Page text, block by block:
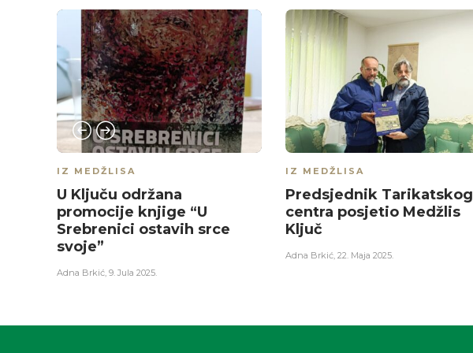
IZ MEDŽLISA
U Ključu održana
promocije knjige “U
Srebrenici ostavih srce
svoje”
Adna Brkić, 9. Jula 2025.
IZ MEDŽLISA
Predsjednik Tarikatskog
centra posjetio Medžlis
Ključ
Adna Brkić, 22. Maja 2025.